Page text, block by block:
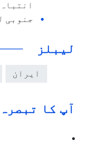
انتباہ
جنوبی لبنان سے
لیبلز
ایران
آپ کا تبصرہ